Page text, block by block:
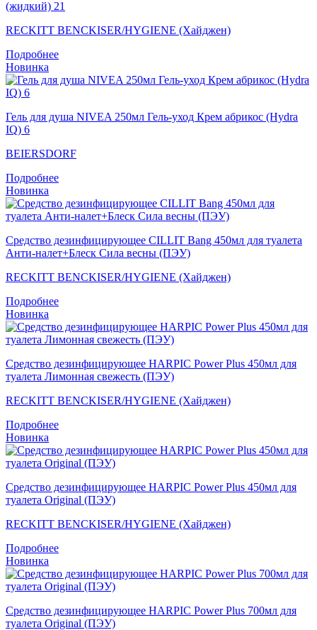
(жидкий) 21
RECKITT BENCKISER/HYGIENE (Хайджен)
Подробнее
Новинка
Гель для душа NIVEA 250мл Гель-уход Крем абрикос (Hydra
IQ) 6
BEIERSDORF
Подробнее
Новинка
Средство дезинфицирующее CILLIT Bang 450мл для туалета
Анти-налет+Блеск Сила весны (ПЭУ)
RECKITT BENCKISER/HYGIENE (Хайджен)
Подробнее
Новинка
Средство дезинфицирующее HARPIC Power Plus 450мл для
туалета Лимонная свежесть (ПЭУ)
RECKITT BENCKISER/HYGIENE (Хайджен)
Подробнее
Новинка
Средство дезинфицирующее HARPIC Power Plus 450мл для
туалета Original (ПЭУ)
RECKITT BENCKISER/HYGIENE (Хайджен)
Подробнее
Новинка
Средство дезинфицирующее HARPIC Power Plus 700мл для
туалета Original (ПЭУ)